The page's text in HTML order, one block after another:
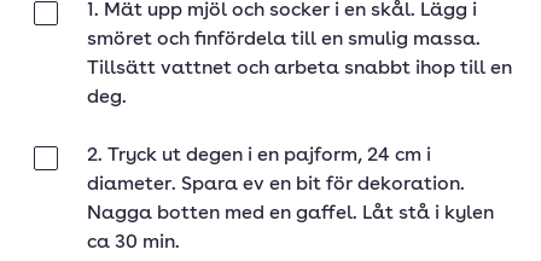
1. Mät upp mjöl och socker i en skål. Lägg i
smöret och finfördela till en smulig massa.
Tillsätt vattnet och arbeta snabbt ihop till en
deg.
2. Tryck ut degen i en pajform, 24 cm i
diameter. Spara ev en bit för dekoration.
Nagga botten med en gaffel. Låt stå i kylen
ca 30 min.